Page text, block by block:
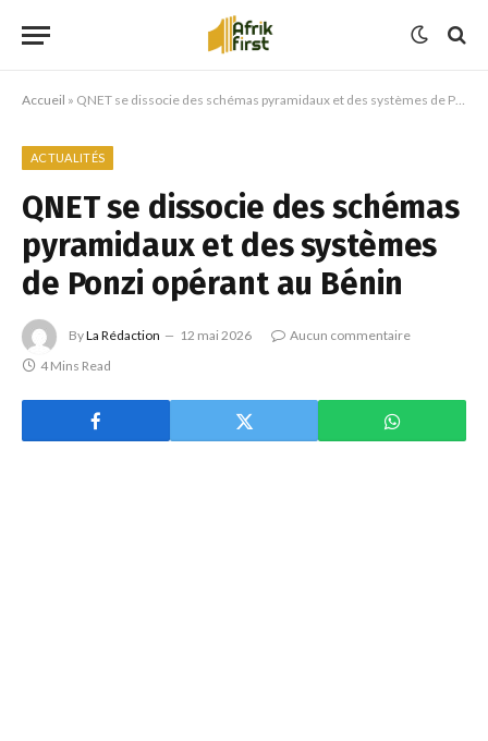
Accueil » QNET se dissocie des schémas pyramidaux et des systèmes de Ponzi opérant au Bénin
ACTUALITÉS
QNET se dissocie des schémas
pyramidaux et des systèmes
de Ponzi opérant au Bénin
ByLa Rédaction 12 mai 2026
Aucun commentaire
4 Mins Read